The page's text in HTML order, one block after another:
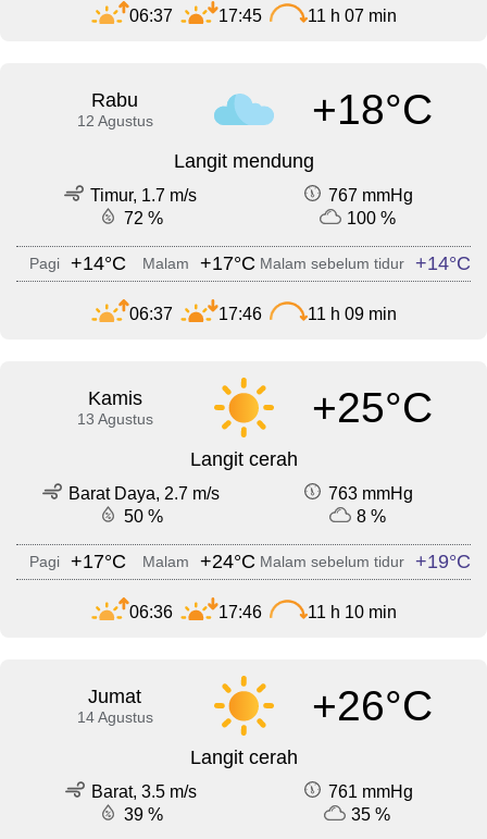
06:37 17:45 11 h 07 min
Rabu
12 Agustus +18°C
Langit mendung
Timur, 1.7 m/s
767 mmHg
72 %
100 %
Pagi +14°C Malam +17°C Malam sebelum tidur +14°C
06:37 17:46 11 h 09 min
Kamis
13 Agustus +25°C
Langit cerah
Barat Daya, 2.7 m/s
763 mmHg
50 %
8 %
Pagi +17°C Malam +24°C Malam sebelum tidur +19°C
06:36 17:46 11 h 10 min
Jumat
14 Agustus +26°C
Langit cerah
Barat, 3.5 m/s
761 mmHg
39 %
35 %